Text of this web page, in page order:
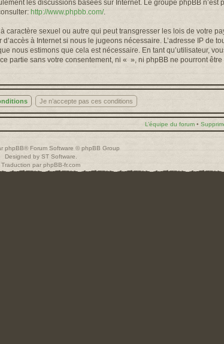
les discussions basées sur Internet. Le groupe phpBB
http://www.phpbb.com/.
sexuel ou autre qui peut transgresser les lois de votre
à Internet si nous le jugeons nécessaire. L’adresse IP de
nous estimons que cela est nécessaire. En tant qu’utilisateur,
sans votre consentement, ni « », ni phpBB ne pourront
L’équipe du forum •
phpBB® Forum Software © phpBB Group
Designed by ST Software
Traduction par phpBB-fr.com